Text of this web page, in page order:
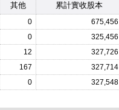
其他 累計實收股本
0
675,456
0
325,456
12
327,726
167
327,714
0
327,548